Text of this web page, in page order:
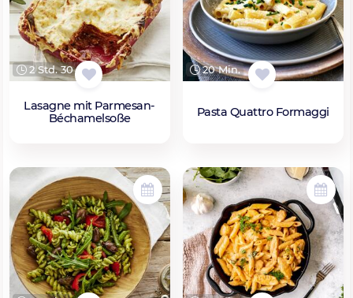
2 Std. 30 Min.
Lasagne mit Parmesan-
Béchamelsoße
20 Min.
Pasta Quattro Formaggi